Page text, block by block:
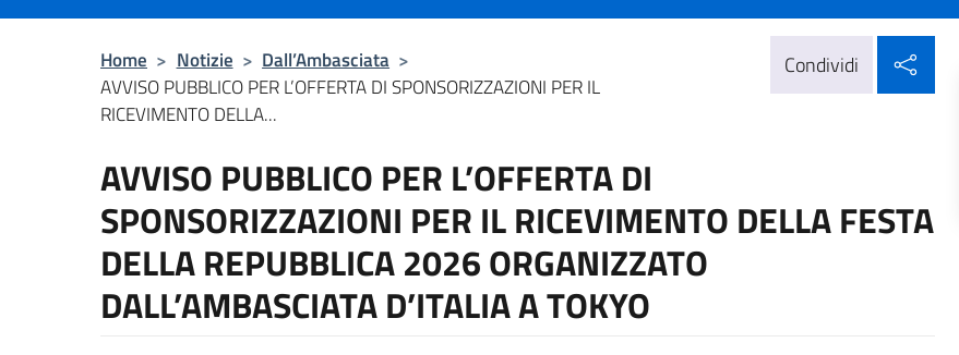
Home > Notizie > Dall’Ambasciata >
AVVISO PUBBLICO PER L’OFFERTA DI SPONSORIZZAZIONI PER IL
RICEVIMENTO DELLA...
Condividi
AVVISO PUBBLICO PER L’OFFERTA DI
SPONSORIZZAZIONI PER IL RICEVIMENTO DELLA FESTA
DELLA REPUBBLICA 2026 ORGANIZZATO
DALL’AMBASCIATA D’ITALIA A TOKYO